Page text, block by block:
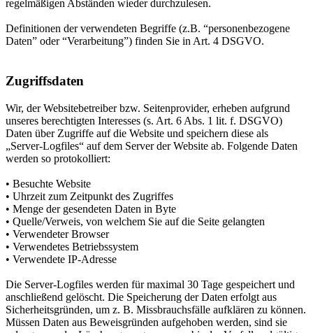
regelmäßigen Abständen wieder durchzulesen.
Definitionen der verwendeten Begriffe (z.B. “personenbezogene
Daten” oder “Verarbeitung”) finden Sie in Art. 4 DSGVO.
Zugriffsdaten
Wir, der Websitebetreiber bzw. Seitenprovider, erheben aufgrund
unseres berechtigten Interesses (s. Art. 6 Abs. 1 lit. f. DSGVO)
Daten über Zugriffe auf die Website und speichern diese als
„Server-Logfiles“ auf dem Server der Website ab. Folgende Daten
werden so protokolliert:
• Besuchte Website
• Uhrzeit zum Zeitpunkt des Zugriffes
• Menge der gesendeten Daten in Byte
• Quelle/Verweis, von welchem Sie auf die Seite gelangten
• Verwendeter Browser
• Verwendetes Betriebssystem
• Verwendete IP-Adresse
Die Server-Logfiles werden für maximal 30 Tage gespeichert und
anschließend gelöscht. Die Speicherung der Daten erfolgt aus
Sicherheitsgründen, um z. B. Missbrauchsfälle aufklären zu können.
Müssen Daten aus Beweisgründen aufgehoben werden, sind sie